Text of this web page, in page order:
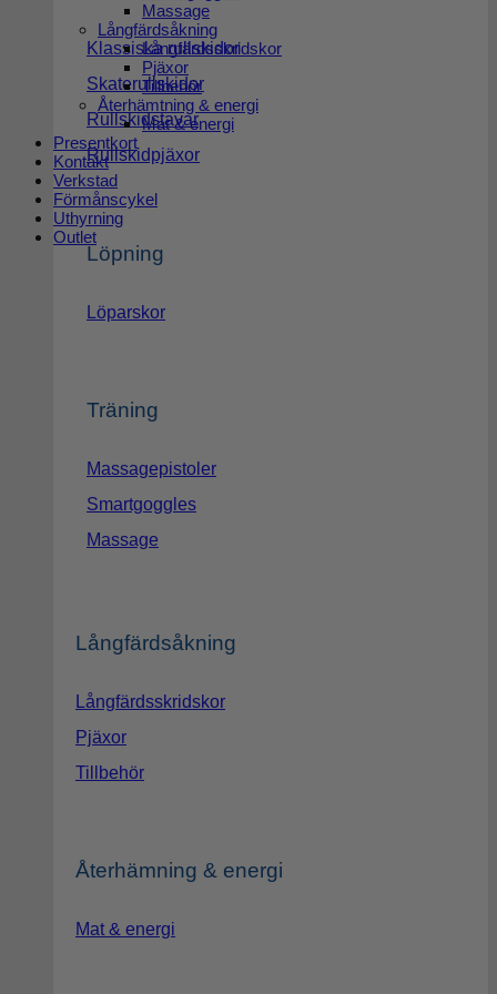
Klassiska rullskidor
Skaterullskidor
Rullskidstavar
Rullskidpjäxor
Löpning
Löparskor
Träning
Massagepistoler
Smartgoggles
Massage
Långfärdsåkning
Långfärdsskridskor
Pjäxor
Tillbehör
Återhämning & energi
Mat & energi
Massage
Långfärdsåkning
Långfärdsskridskor
Pjäxor
Tillbehör
Återhämtning & energi
Mat & energi
Presentkort
Kontakt
Verkstad
Förmånscykel
Uthyrning
Outlet